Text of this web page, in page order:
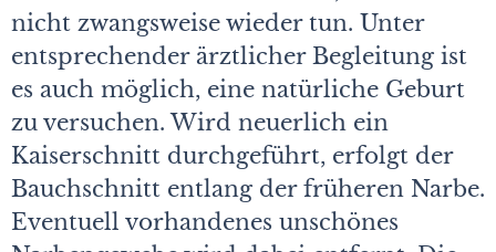
nicht zwangsweise wieder tun. Unter
entsprechender ärztlicher Begleitung ist
es auch möglich, eine natürliche Geburt
zu versuchen. Wird neuerlich ein
Kaiserschnitt durchgeführt, erfolgt der
Bauchschnitt entlang der früheren Narbe.
Eventuell vorhandenes unschönes